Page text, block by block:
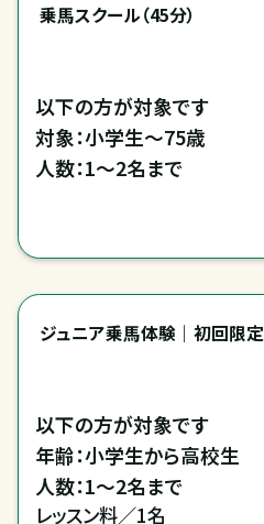
乗馬スクール（45分）
以下の方が対象です
対象：小学生～75歳
人数：1～2名まで
ジュニア乗馬体験｜初回限定
以下の方が対象です
年齢：小学生から高校生
人数：1～2名まで
レッスン料／1名